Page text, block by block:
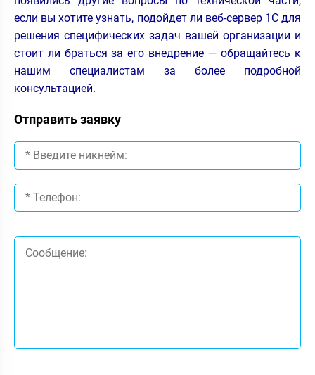
если вы хотите узнать, подойдет ли веб-сервер 1С для
решения специфических задач вашей организации и
стоит ли браться за его внедрение — обращайтесь к
нашим специалистам за более подробной
консультацией.
Отправить заявку